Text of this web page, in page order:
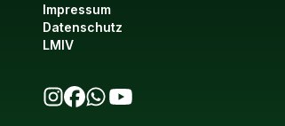
Impressum
Datenschutz
LMIV